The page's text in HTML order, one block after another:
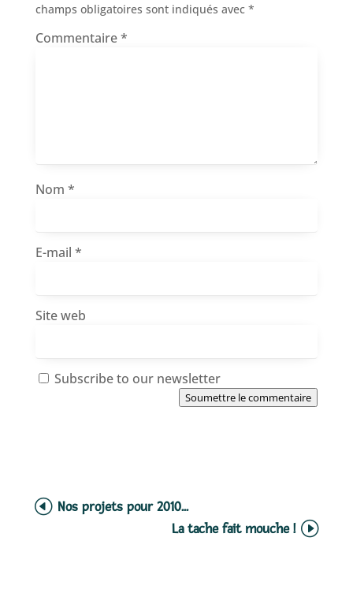
champs obligatoires sont indiqués avec *
Commentaire*
Nom *
E-mail *
Site web
Subscribe to our newsletter
Soumettre le commentaire
Nos projets pour 2010...
La tache fait mouche !